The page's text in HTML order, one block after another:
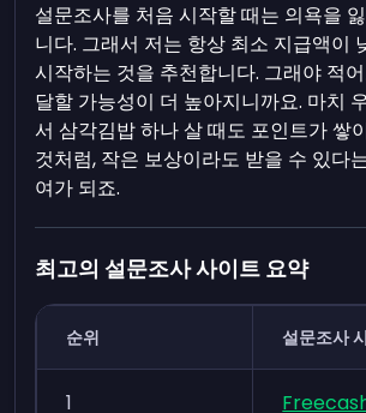
설문조사를 처음 시작할 때는 의욕을
니다. 그래서 저는 항상 최소 지급액이
시작하는 것을 추천합니다. 그래야 적
달할 가능성이 더 높아지니까요. 마치
서 삼각김밥 하나 살 때도 포인트가 쌓
것처럼, 작은 보상이라도 받을 수 있다
여가 되죠.
최고의 설문조사 사이트 요약
순위 설문조사
1